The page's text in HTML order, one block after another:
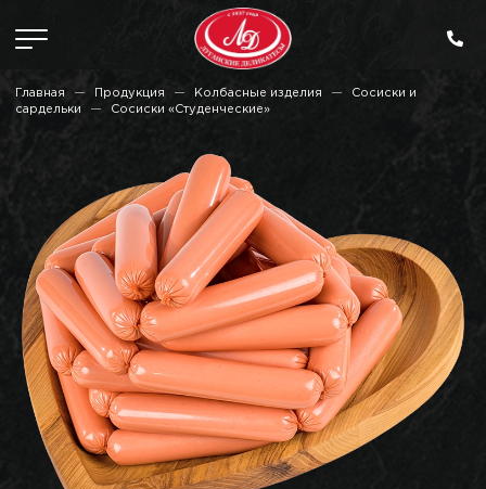
Главная Продукция Колбасные изделия
Сосиски и
сардельки
Сосиски «Студенческие»